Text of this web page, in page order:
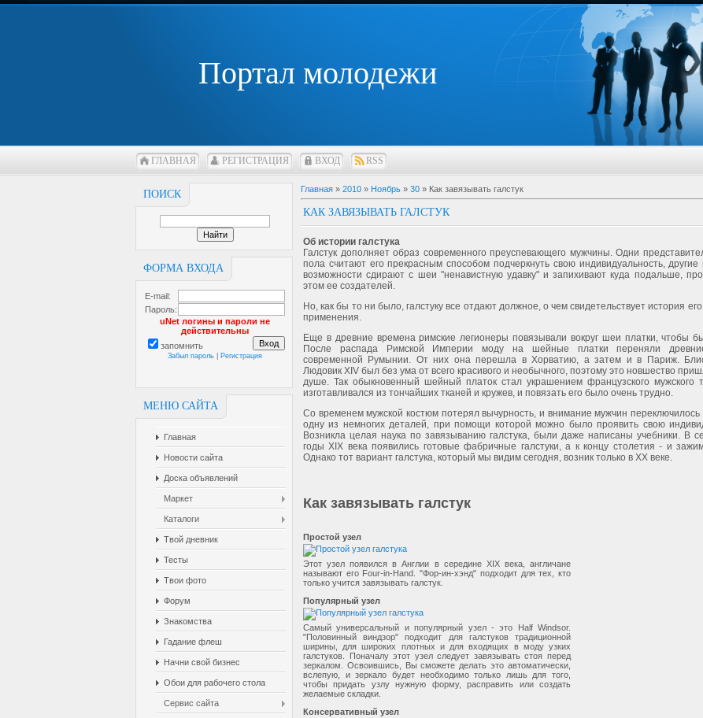
Портал молодежи
ГЛАВНАЯ РЕГИСТРАЦИЯ ВХОД RSS
ПОИСК
ФОРМА ВХОДА
E-mail:
Пароль:
uNet логины и пароли не
действительны
запомнить
Забыл пароль Регистрация
МЕНЮ САЙТА
Главная
Новости сайта
Доска объявлений
Маркет
Каталоги
Твой дневник
Тесты
Твои фото
Форум
Знакомства
Гадание флеш
Начни свой бизнес
Обои для рабочего стола
Сервис сайта
Главная » 2010 » Ноябрь » 30 » Как завязывать галстук
КАК ЗАВЯЗЫВАТЬ ГАЛСТУК
Об истории галстука
Галстук дополняет образ современного преуспевающего мужчины. Одни
пола считают его прекрасным способом подчеркнуть свою индивидуальность, другие
возможности сдирают с шеи "ненавистную удавку" и запихивают куда подальше,
этом ее создателей.
Но, как бы то ни было, галстуку все отдают должное, о чем свидетельствует история
применения.
Еще в древние времена римские легионеры повязывали вокруг шеи платки, чтобы
После распада Римской Империи моду на шейные платки переняли
современной Румынии. От них она перешла в Хорватию, а затем и в Париж.
Людовик XIV был без ума от всего красивого и необычного, поэтому это новшество
душе. Так обыкновенный шейный платок стал украшением французского мужского
изготавливался из тончайших тканей и кружев, и повязать его было очень трудно.
Со временем мужской костюм потерял вычурность, и внимание мужчин переключилось
одну из немногих деталей, при помощи которой можно было проявить свою
Возникла целая наука по завязыванию галстука, были даже написаны учебники. В
годы XIX века появились готовые фабричные галстуки, а к концу столетия - и
Однако тот вариант галстука, который мы видим сегодня, возник только в XX веке.
Как завязывать галстук
Простой узел
Этот узел появился в Англии в середине ХIX века, англичане
называют его Four-in-Hand. "Фор-ин-хэнд" подходит для тех, кто
только учится завязывать галстук.
Популярный узел
Самый универсальный и популярный узел - это Half Windsor.
"Половинный виндзор" подходит для галстуков традиционной
ширины, для широких плотных и для входящих в моду узких
галстуков. Поначалу этот узел следует завязывать стоя перед
зеркалом. Освоившись, Вы сможете делать это автоматически,
вслепую, и зеркало будет необходимо только лишь для того,
чтобы придать узлу нужную форму, расправить или создать
желаемые складки.
Консервативный узел